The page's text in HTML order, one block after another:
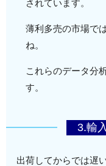
されています。
薄利多売の市場で
ね。
これらのデータ分
す。
3.輸
出荷してからでは遅